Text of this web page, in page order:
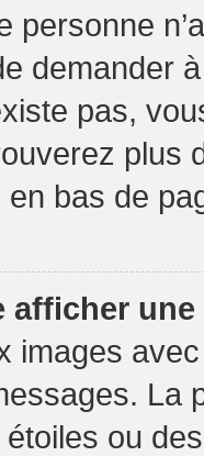
personne
demander
pas,
plus
bas de
afficher
images
La
ou